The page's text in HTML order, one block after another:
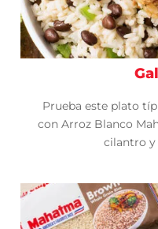
Prueba este plato
con Arroz Blanco
cilantro